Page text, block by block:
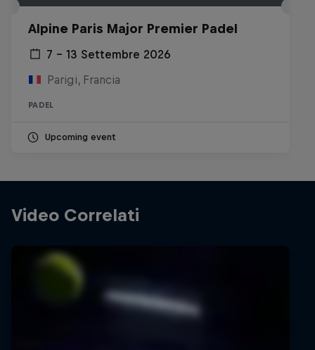
Alpine Paris Major Premier Padel
7 – 13 Settembre 2026
Parigi, Francia
PADEL
Upcoming event
Video Correlati